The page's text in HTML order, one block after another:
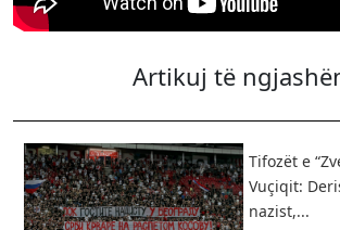
Artikuj të
Tifozët e
Vuçiqit:
nazist,...